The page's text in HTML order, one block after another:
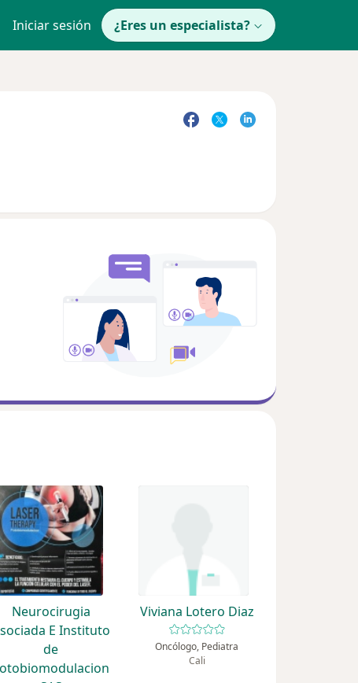
Iniciar sesión ¿Eres un especialista?
Neurocirugia
E Instituto
de
Viviana Lotero Diaz
Oncólogo, Pediatra
Cali